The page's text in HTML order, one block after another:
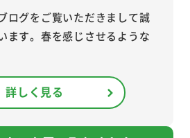
ログをご覧いただきまして誠
ます。春を感じさせるような
詳しく見る